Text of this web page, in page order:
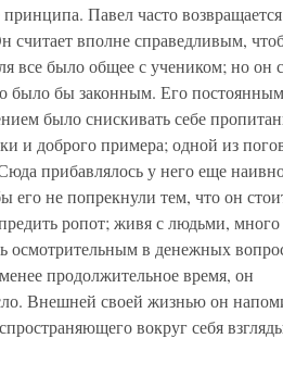
Павел часто
считает вполне справедливым,
все было общее с учеником; но он
было бы законным. Его постоянным
было снискивать себе
и доброго примера; одной из
прибавлялось у него еще
его не попрекнули тем, что он
ропот; живя с людьми, много
осмотрительным в денежных
продолжительное время, он
Внешней своей жизнью он
вокруг себя